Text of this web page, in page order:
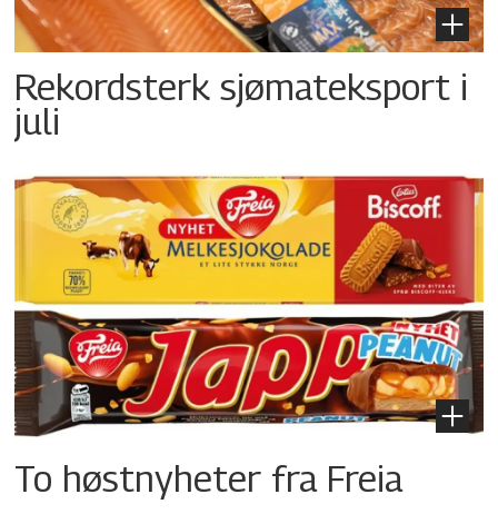
Rekordsterk sjømateksport i
juli
To høstnyheter fra Freia